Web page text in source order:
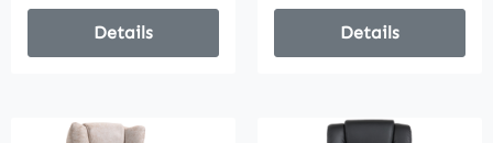
höhenverstellbar
Leinen-Touch
Schwarz 62 x 76 x
Details Details